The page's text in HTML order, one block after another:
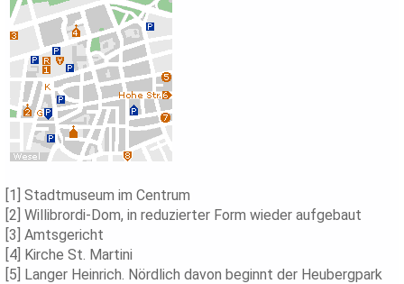
[1] Stadtmuseum im Centrum
[2] Willibrordi-Dom, in reduzierter Form wieder aufgebaut
[3] Amtsgericht
[4] Kirche St. Martini
[5] Langer Heinrich. Nördlich davon beginnt der Heubergpark